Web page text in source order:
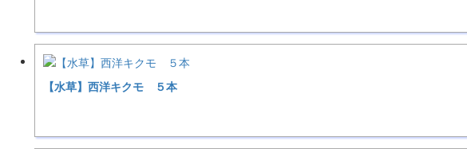
【水草】西洋キクモ ５本